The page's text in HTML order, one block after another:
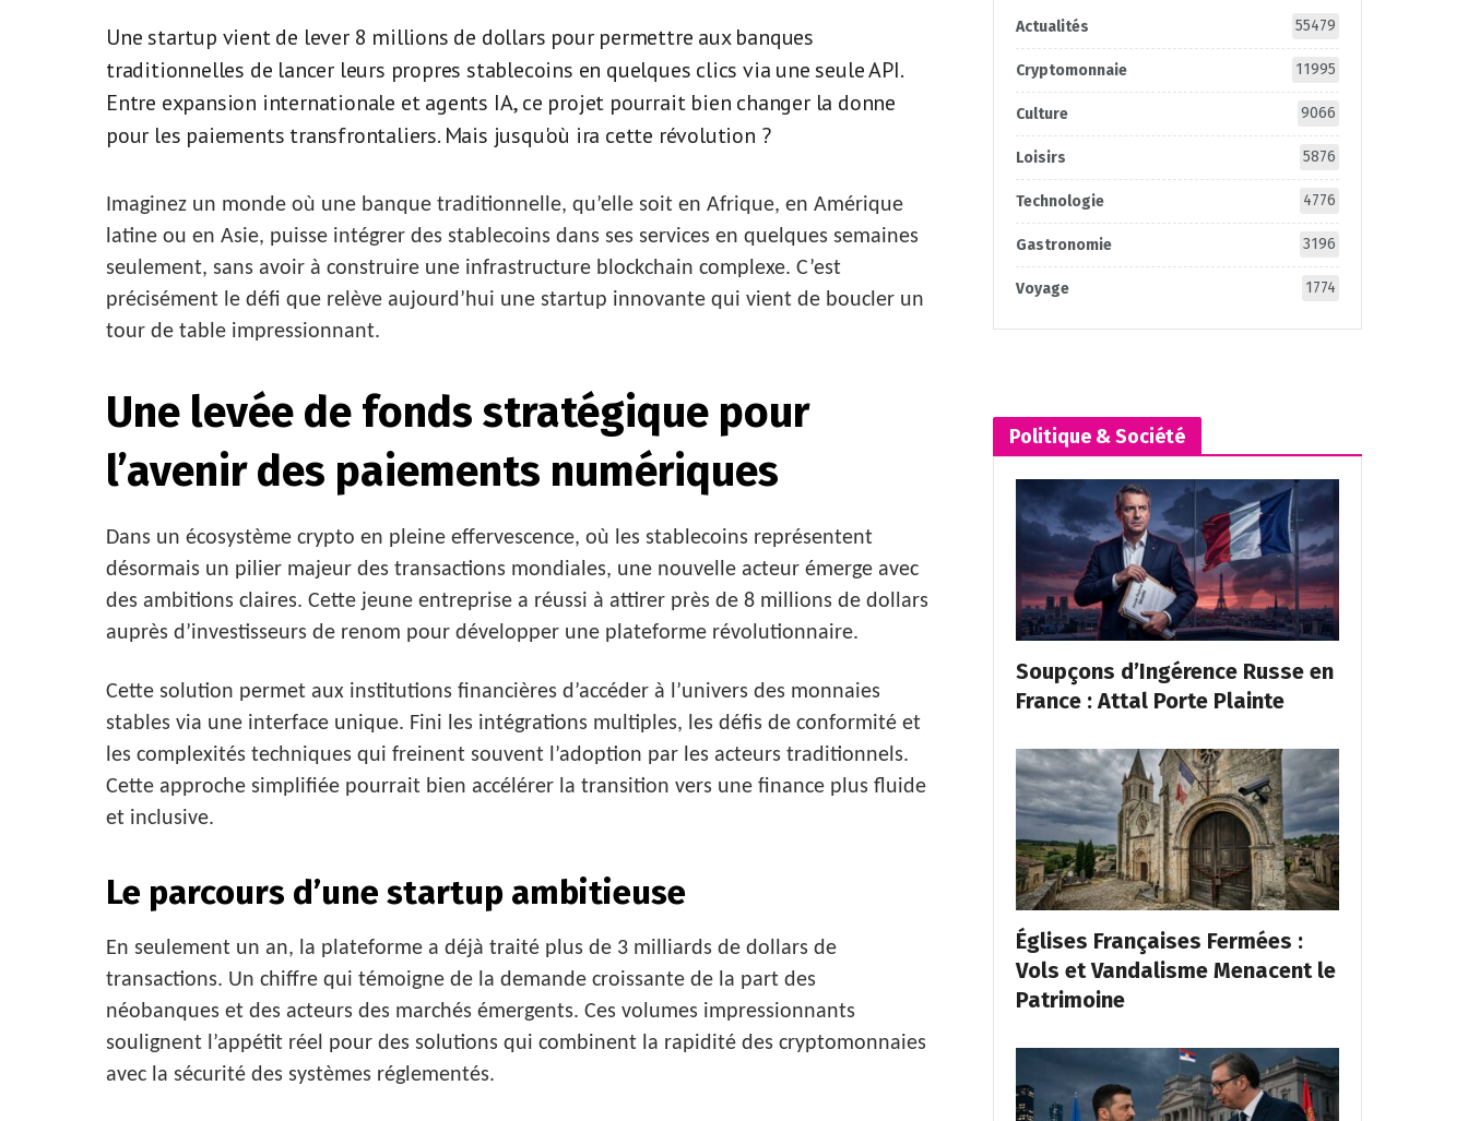
Une startup vient de lever 8 millions de dollars pour permettre aux banques
traditionnelles de lancer leurs propres stablecoins en quelques clics via une seule API.
Entre expansion internationale et agents IA, ce projet pourrait bien changer la donne
pour les paiements transfrontaliers. Mais jusqu'où ira cette révolution ?
Imaginez un monde où une banque traditionnelle, qu’elle soit en Afrique, en Amérique
latine ou en Asie, puisse intégrer des stablecoins dans ses services en quelques semaines
seulement, sans avoir à construire une infrastructure blockchain complexe. C’est
précisément le défi que relève aujourd’hui une startup innovante qui vient de boucler un
tour de table impressionnant.
Une levée de fonds stratégique pour
l’avenir des paiements numériques
Dans un écosystème crypto en pleine effervescence, où les stablecoins représentent
désormais un pilier majeur des transactions mondiales, une nouvelle acteur émerge avec
des ambitions claires. Cette jeune entreprise a réussi à attirer près de 8 millions de dollars
auprès d’investisseurs de renom pour développer une plateforme révolutionnaire.
Cette solution permet aux institutions financières d’accéder à l’univers des monnaies
stables via une interface unique. Fini les intégrations multiples, les défis de conformité et
les complexités techniques qui freinent souvent l’adoption par les acteurs traditionnels.
Cette approche simplifiée pourrait bien accélérer la transition vers une finance plus fluide
et inclusive.
Le parcours d’une startup ambitieuse
En seulement un an, la plateforme a déjà traité plus de 3 milliards de dollars de
transactions. Un chiffre qui témoigne de la demande croissante de la part des
néobanques et des acteurs des marchés émergents. Ces volumes impressionnants
soulignent l’appétit réel pour des solutions qui combinent la rapidité des cryptomonnaies
avec la sécurité des systèmes réglementés.
Actualités 55479
Cryptomonnaie 11995
Culture 9066
Loisirs 5876
Technologie 4776
Gastronomie 3196
Voyage 1774
Politique & Société
Soupçons d’Ingérence Russe en
France : Attal Porte Plainte
Églises Françaises Fermées :
Vols et Vandalisme Menacent le
Patrimoine